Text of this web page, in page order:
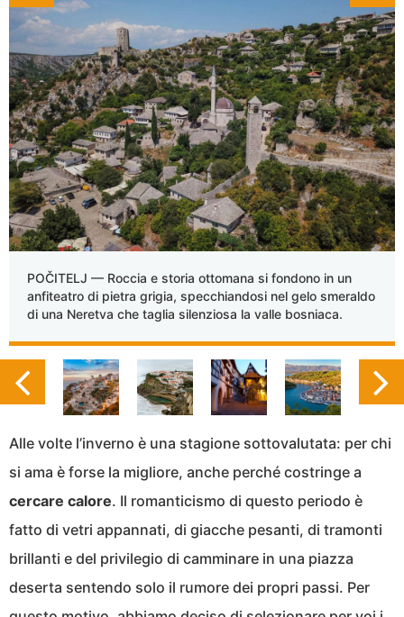
POČITELJ — Roccia e storia ottomana si fondono in un
anfiteatro di pietra grigia, specchiandosi nel gelo smeraldo
di una Neretva che taglia silenziosa la valle bosniaca.
Alle volte l’inverno è una stagione sottovalutata: per chi
si ama è forse la migliore, anche perché costringe a
cercare calore. Il romanticismo di questo periodo è
fatto di vetri appannati, di giacche pesanti, di tramonti
brillanti e del privilegio di camminare in una piazza
deserta sentendo solo il rumore dei propri passi. Per